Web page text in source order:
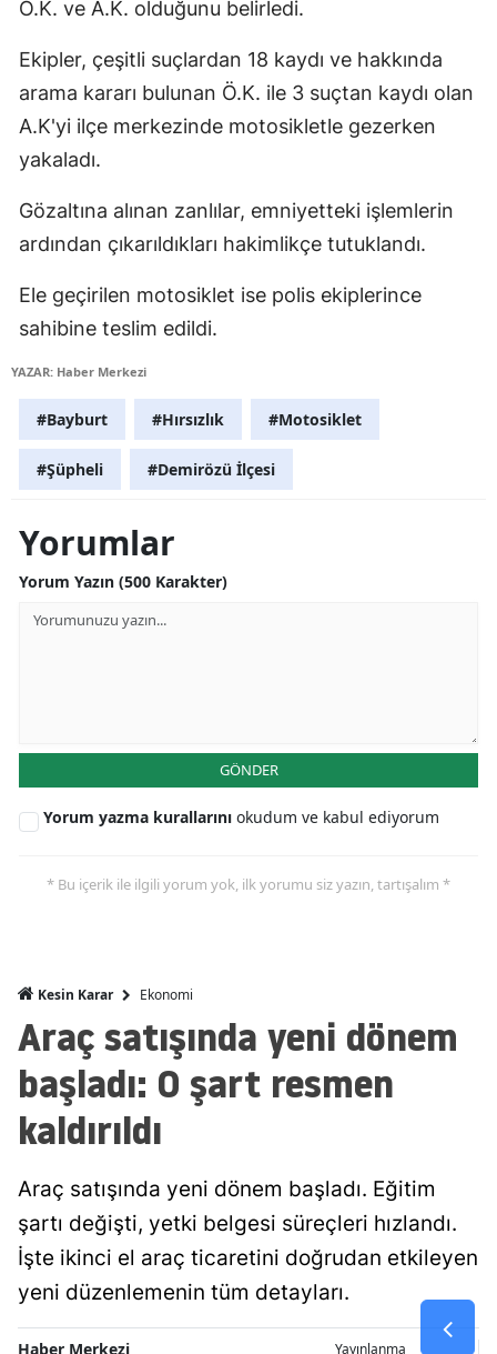
Eskişehir
Gaziantep
Gümüşhane
Hakkari
Hatay
İstanbul
Kocaeli
Malatya
Mardin
Muğla
Niğde
Ordu
Rize
Sakarya
Ö.K. ve A.K. olduğunu belirledi.
Ekipler, çeşitli suçlardan 18 kaydı ve hakkında
arama kararı bulunan Ö.K. ile 3 suçtan kaydı olan
A.K'yi ilçe merkezinde motosikletle gezerken
yakaladı.
Gözaltına alınan zanlılar, emniyetteki işlemlerin
ardından çıkarıldıkları hakimlikçe tutuklandı.
Ele geçirilen motosiklet ise polis ekiplerince
sahibine teslim edildi.
YAZAR: Haber Merkezi
#Bayburt #Hırsızlık #Motosiklet
#Şüpheli #Demirözü İlçesi
Yorumlar
Yorum Yazın (500 Karakter)
GÖNDER
Yorum yazma kurallarını okudum ve kabul ediyorum
* Bu içerik ile ilgili yorum yok, ilk yorumu siz yazın, tartışalım *
Kesin Karar Ekonomi
Araç satışında yeni dönem
başladı: O şart resmen
kaldırıldı
Araç satışında yeni dönem başladı. Eğitim
şartı değişti, yetki belgesi süreçleri hızlandı.
İşte ikinci el araç ticaretini doğrudan etkileyen
yeni düzenlemenin tüm detayları.
Haber Merkezi
Yayınlanma